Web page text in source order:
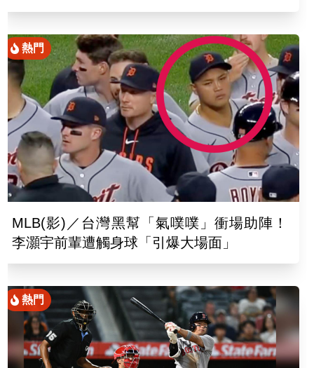
熱門
MLB(影)／台灣黑幫「氣噗噗」衝場助陣！
李灝宇前輩遭觸身球「引爆大場面」
熱門